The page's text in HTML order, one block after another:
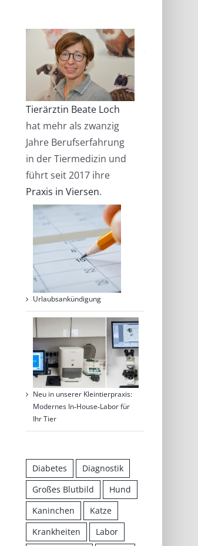
Tierärztin Beate Loch
hat mehr als zwanzig
Jahre Berufserfahrung
in der Tiermedizin und
führt seit 2017 ihre
Praxis in Viersen.
Urlaubsankündigung
Neu in unserer Kleintierpraxis:
Modernes In‑House‑Labor für
Ihr Tier
Diabetes
Diagnostik
Großes Blutbild
Hund
Kaninchen
Katze
Krankheiten
Labor